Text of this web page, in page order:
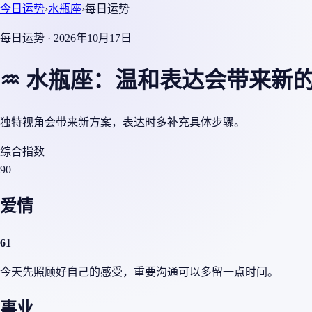
今日运势›水瓶座›每日运势
每日运势 · 2026年10月17日
♒ 水瓶座：温和表达会带来新
独特视角会带来新方案，表达时多补充具体步骤。
综合指数
90
爱情
61
今天先照顾好自己的感受，重要沟通可以多留一点时间。
事业